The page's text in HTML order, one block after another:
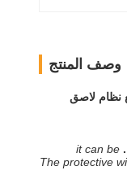
وصف المنتج
نظام لاصق
it can be
The protective